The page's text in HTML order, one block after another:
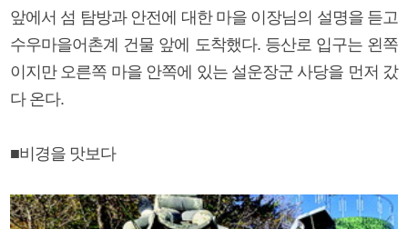
앞에서 섬 탐방과 안전에 대한 마을 이장님의 설명을 듣고
수우마을어촌계 건물 앞에 도착했다. 등산로 입구는 왼쪽
이지만 오른쪽 마을 안쪽에 있는 설운장군 사당을 먼저 갔
다 온다.
■비경을 맛보다